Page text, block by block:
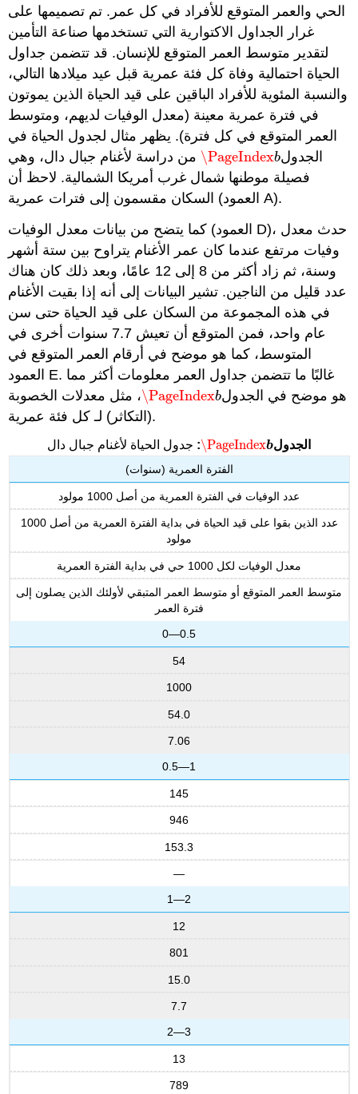
الحي والعمر المتوقع للأفراد في كل عمر. تم تصميمها على
غرار الجداول الاكتوارية التي تستخدمها صناعة التأمين
لتقدير متوسط العمر المتوقع للإنسان. قد تتضمن جداول
الحياة احتمالية وفاة كل فئة عمرية قبل عيد ميلادها التالي،
والنسبة المئوية للأفراد الباقين على قيد الحياة الذين يموتون
في فترة عمرية معينة (معدل الوفيات لديهم، ومتوسط
العمر المتوقع في كل فترة). يظهر مثال لجدول الحياة في
الجدول \PageIndexb
\PageIndexb
من دراسة لأغنام جبال دال، وهي
فصيلة موطنها شمال غرب أمريكا الشمالية. لاحظ أن
السكان مقسمون إلى فترات عمرية (العمود A).
كما يتضح من بيانات معدل الوفيات (العمود D)، حدث معدل
وفيات مرتفع عندما كان عمر الأغنام يتراوح بين ستة أشهر
وسنة، ثم زاد أكثر من 8 إلى 12 عامًا، وبعد ذلك كان هناك
عدد قليل من الناجين. تشير البيانات إلى أنه إذا بقيت الأغنام
في هذه المجموعة من السكان على قيد الحياة حتى سن
عام واحد، فمن المتوقع أن تعيش 7.7 سنوات أخرى في
المتوسط، كما هو موضح في أرقام العمر المتوقع في
العمود E. غالبًا ما تتضمن جداول العمر معلومات أكثر مما
هو موضح في الجدول \PageIndexb
\PageIndexb
، مثل معدلات الخصوبة
(التكاثر) لـ كل فئة عمرية.
الجدول \PageIndexb
\PageIndexb
: جدول الحياة لأغنام جبال دال
الفترة العمرية (سنوات)
عدد الوفيات في الفترة العمرية من أصل 1000 مولود
عدد الذين بقوا على قيد الحياة في بداية الفترة العمرية من أصل 1000
مولود
معدل الوفيات لكل 1000 حي في بداية الفترة العمرية
متوسط العمر المتوقع أو متوسط العمر المتبقي لأولئك الذين يصلون إلى
فترة العمر
0—0.5
54
1000
54.0
7.06
0.5—1
145
946
153.3
—
1—2
12
801
15.0
7.7
2—3
13
789